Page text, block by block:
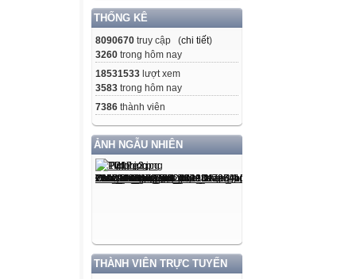
THỐNG KÊ
8090670 truy cập (chi tiết)
3260 trong hôm nay
18531533 lượt xem
3583 trong hôm nay
7386 thành viên
ẢNH NGẪU NHIÊN
THÀNH VIÊN TRỰC TUYẾN